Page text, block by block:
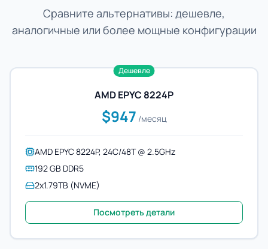
Сравните альтернативы: дешевле,
аналогичные или более мощные конфигурации
Дешевле
AMD EPYC 8224P
$947 /месяц
AMD EPYC 8224P, 24C/48T @ 2.5GHz
192 GB DDR5
2x1.79TB (NVME)
Посмотреть детали